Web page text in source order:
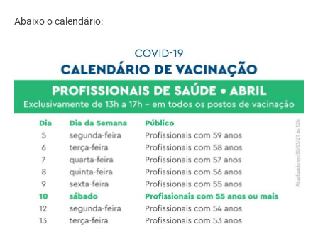
Abaixo o calendário: